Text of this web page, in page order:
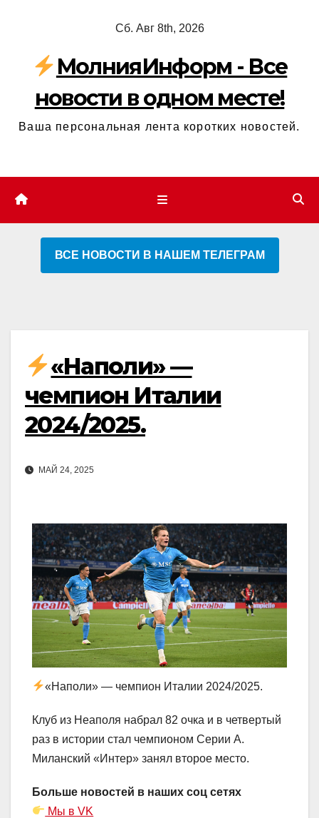
содержимому
Сб. Авг 8th, 2026
МолнияИнформ - Все
новости в одном месте!
Ваша персональная лента коротких новостей.
ВСЕ НОВОСТИ В НАШЕМ ТЕЛЕГРАМ
«Наполи» —
чемпион Италии
2024/2025.
МАЙ 24, 2025
«Наполи» — чемпион Италии 2024/2025.
Клуб из Неаполя набрал 82 очка и в четвертый
раз в истории стал чемпионом Серии А.
Миланский «Интер» занял второе место.
Больше новостей в наших соц сетях
Мы в VK